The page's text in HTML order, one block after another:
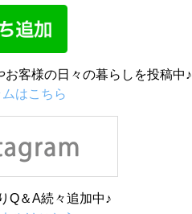
客様の日々の暮らしを投稿中♪
はこちら
Q＆A続々追加中♪